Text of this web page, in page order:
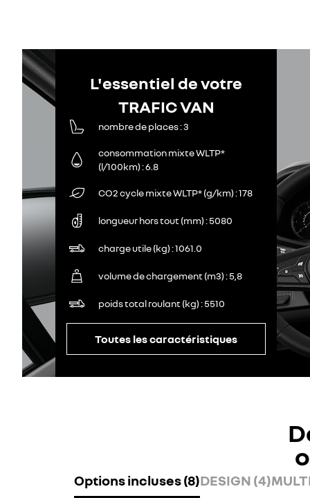
L'essentiel de votre
TRAFIC VAN
nombre de places 3
consommation mixte WLTP*
(l/100km) 6.8
CO2 cycle mixte WLTP* (g/km) 178
longueur hors tout (mm) 5080
charge utile (kg) 1061.0
volume de chargement (m3) 5,8
poids total roulant (kg) 5510
Toutes les caractéristiques
Options incluses (8)DESIGN (4)